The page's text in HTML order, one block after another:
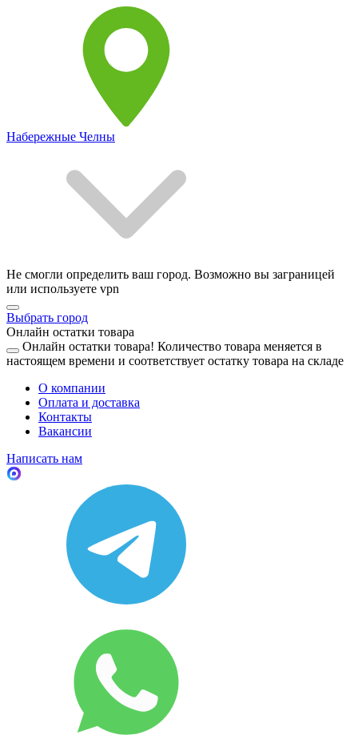
Набережные Челны
Не смогли определить ваш город. Возможно вы заграницей
или используете vpn
Выбрать город
Онлайн остатки товара
Онлайн остатки товара! Количество товара меняется в
настоящем времени и соответствует остатку товара на складе
О компании
Оплата и доставка
Контакты
Вакансии
Написать нам